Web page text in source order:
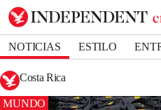
NOTICIAS ESTILO
DEPORTES
Costa Rica
MUNDO